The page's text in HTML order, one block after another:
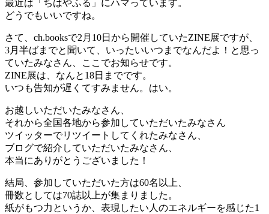
最近は「ちはやふる」にハマっています。
どうでもいいですね。
さて、ch.booksで2月10日から開催していたZINE展ですが、
3月半ばまでと聞いて、いったいいつまでなんだよ！と思っ
ていたみなさん、ここでお知らせです。
ZINE展は、なんと18日までです。
いつも告知が遅くてすみません。はい。
お越しいただいたみなさん、
それから全国各地から参加していただいたみなさん
ツイッターでリツイートしてくれたみなさん、
ブログで紹介していただいたみなさん、
本当にありがとうございました！
結局、参加していただいた方は60名以上、
冊数としては70誌以上が集まりました。
紙がもつ力というか、表現したい人のエネルギーを感じた1